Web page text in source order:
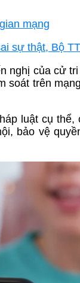
mạng
sự thật, Bộ
nghị của cử
soát trên
luật cụ thể,
bảo vệ